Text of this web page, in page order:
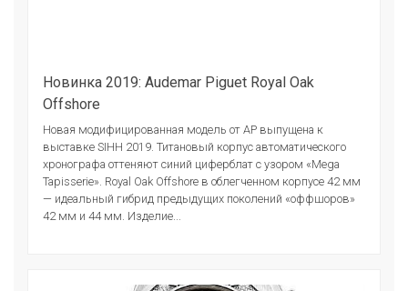
Новинка 2019: Audemar Piguet Royal Oak
Offshore
Новая модифицированная модель от АР выпущена к
выставке SIHH 2019. Титановый корпус автоматического
хронографа оттеняют синий циферблат с узором «Mega
Tapisserie». Royal Oak Offshore в облегченном корпусе 42 мм
— идеальный гибрид предыдущих поколений «оффшоров»
42 мм и 44 мм. Изделие...